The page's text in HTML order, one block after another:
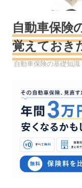
自動車保険
覚えておき
自動車保険
自動車保険の基礎知識